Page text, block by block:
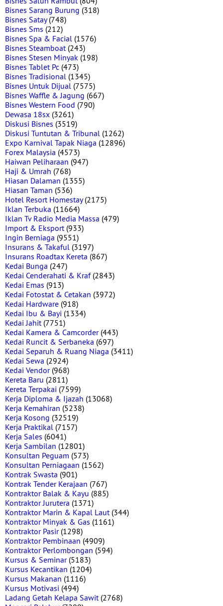
Bisnes Sarang Burung (318)
Bisnes Satay(748)
Bisnes Sms (212)
Bisnes Spa & Facial (1576)
Bisnes Steamboat(243)
Bisnes Stesen Minyak (198)
Bisnes Tablet Pc (473)
Bisnes Tradisional (1345)
Bisnes Untuk Dijual (7575)
Bisnes Waffle & Jagung (667)
Bisnes Western Food (790)
Dewasa 18sx (3261)
Diskusi Bisnes (3519)
Diskusi Tuntutan & Tribunal (1262)
Expo Karnival Tapak Niaga (12896)
Forex Malaysia (4573)
Haiwan Peliharaan (947)
Haji & Umrah (768)
Hiasan Dalaman (1355)
Hiasan Taman (536)
Hotel Resort Homestay(2175)
Iklan Terbuka (11664)
Iklan Tv Radio Media Massa (479)
Import & Eksport(933)
Ingin Berniaga (9551)
Insurans & Takaful (3197)
Insurans Roadtax Kereta (867)
Kedai Bunga (247)
Kedai Cenderahati & Kraf(2843)
Kedai Emas (913)
Kedai Fotostat & Cetakan (3972)
Kedai Hardware (918)
Kedai Ibu & Bayi (1334)
Kedai Jahit(7751)
Kedai Kamera & Camcorder(443)
Kedai Runcit & Serbaneka (697)
Kedai Separuh & Ruang Niaga (3411)
Kedai Sewa (2924)
Kedai Vendor(968)
Kereta Baru (2811)
Kereta Terpakai (7599)
Kerja Diploma & Ijazah (13068)
Kerja Kemahiran (5238)
Kerja Kosong (32519)
Kerja Praktikal (7157)
Kerja Sales (6041)
Kerja Sambilan (12801)
Konsultan Peguam (573)
Konsultan Perniagaan (1562)
Kontrak Swasta (901)
Kontrak Tender Kerajaan (767)
Kontraktor Balak & Kayu (885)
Kontraktor Jurutera (1371)
Kontraktor Marin & Kapal Laut(344)
Kontraktor Minyak & Gas (1161)
Kontraktor Pasir(1298)
Kontraktor Pembinaan (4909)
Kontraktor Perlombongan (594)
Kursus & Seminar(5183)
Kursus Kecantikan (1204)
Kursus Makanan (1116)
Kursus Motivasi (494)
Ladang Getah Kelapa Sawit(2768)